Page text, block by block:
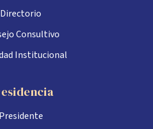
Directorio
Consultivo
Institucional
Presidente